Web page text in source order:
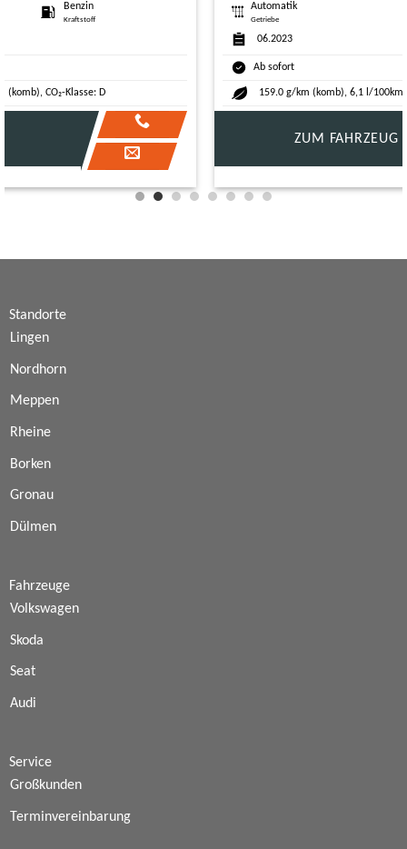
Automatik
Getriebe
Diesel
Kraftstoff
159.0 g/km (komb), 6,1 l/100km (komb), CO₂-Klasse: F
ZUM FAHRZEUG
Standorte
Lingen
Nordhorn
Meppen
Rheine
Borken
Gronau
Dülmen
Fahrzeuge
Volkswagen
Skoda
Seat
Audi
Service
Großkunden
Terminvereinbarung